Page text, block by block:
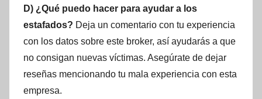
D) ¿Qué puedo hacer para ayudar a los
estafados? Deja un comentario con tu experiencia
con los datos sobre este broker, así ayudarás a que
no consigan nuevas víctimas. Asegúrate de dejar
reseñas mencionando tu mala experiencia con esta
empresa.